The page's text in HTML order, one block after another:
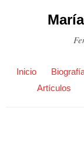
Inicio
Artículos